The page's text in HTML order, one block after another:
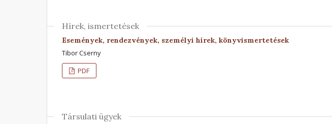
Hírek, ismertetések
Események, rendezvények, személyi hírek, könyvismertetések
Tibor Cserny
PDF
Társulati ügyek